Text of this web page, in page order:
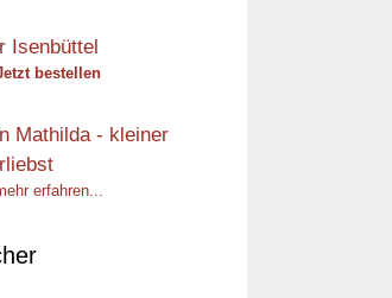
bestellen
erfahren...